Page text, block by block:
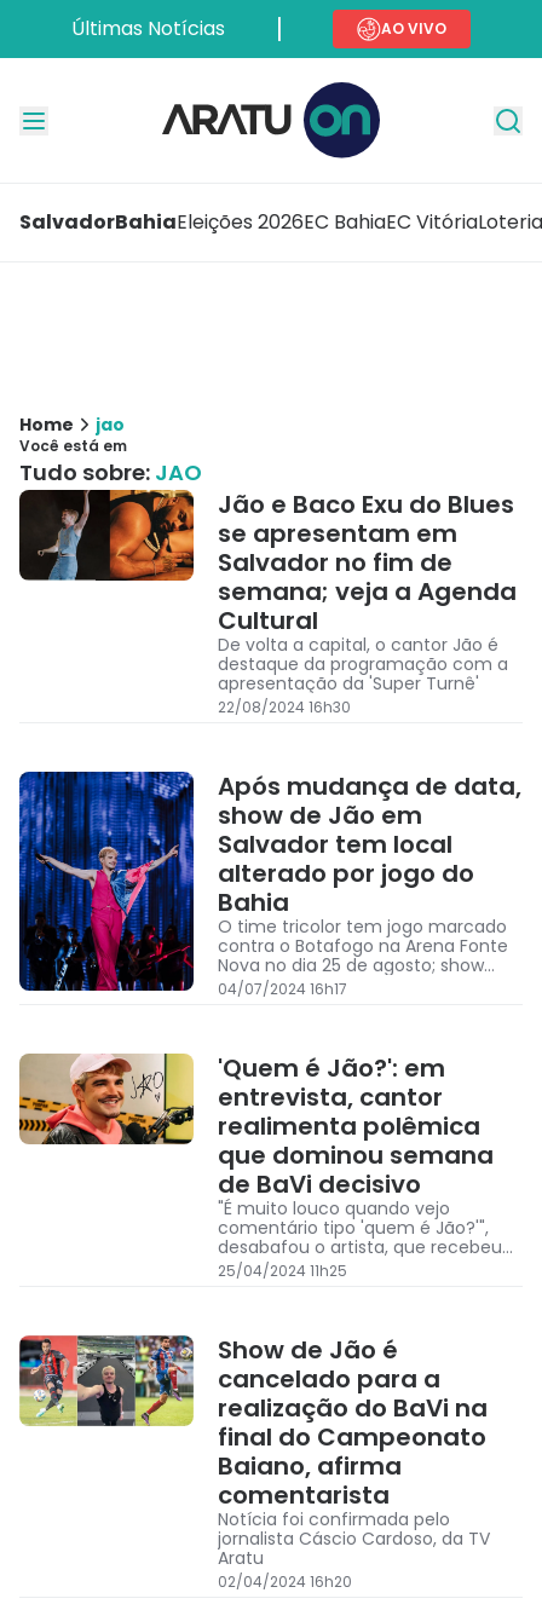
Últimas Notícias AO VIVO
SalvadorBahiaEleições 2026EC BahiaEC Vitória
Home jao
Você está em
Tudo sobre: JAO
Jão e Baco Exu do Blues
se apresentam em
Salvador no fim de
semana; veja a Agenda
Cultural
De volta a capital, o cantor Jão é
destaque da programação com a
apresentação da 'Super Turnê'
22/08/2024 16h30
Após mudança de data,
show de Jão em
Salvador tem local
alterado por jogo do
Bahia
O time tricolor tem jogo marcado
contra o Botafogo na Arena Fonte
Nova no dia 25 de agosto; show
será no Wet'n Wild
04/07/2024 16h17
'Quem é Jão?': em
entrevista, cantor
realimenta polêmica
que dominou semana
de BaVi decisivo
"É muito louco quando vejo
comentário tipo 'quem é Jão?'",
desabafou o artista, que recebeu
palmas dos entrevistadores
25/04/2024 11h25
Show de Jão é
cancelado para a
realização do BaVi na
final do Campeonato
Baiano, afirma
comentarista
Notícia foi confirmada pelo
jornalista Cáscio Cardoso, da TV
Aratu
02/04/2024 16h20